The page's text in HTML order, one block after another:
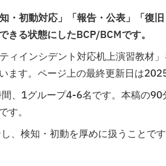
・初動対応」「報告・公表」「復
きる状態にしたBCP/BCMです。
インシデント対応机上演習教材
ます。ページ上の最終更新日は
、1グループ4-6名です。本稿の
。
、検知・初動を厚めに扱うことで